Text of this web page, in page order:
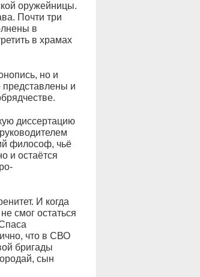
оружейницы.
Почти три
в
в храмах
но и
представлены и
диссертацию
философ, чьё
и остаётся
И когда
смог остаться
что в СВО
бригады
сын